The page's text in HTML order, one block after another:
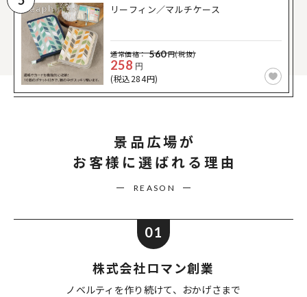
リーフィン／マルチケース
通常価格： 560円(税抜)
258 円
(税込284円)
景品広場が
お客様に選ばれる理由
REASON
01
株式会社ロマン創業
ノベルティを作り続けて、 おかげさまで